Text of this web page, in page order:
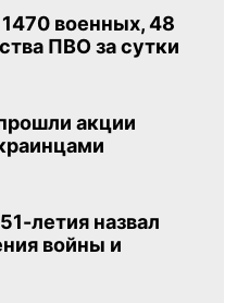
военных, 48
ПВО за сутки
акции
летия назвал
войны и